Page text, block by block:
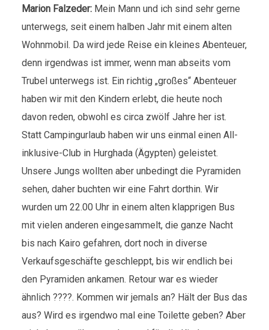
Marion Falzeder: Mein Mann und ich sind sehr gerne
unterwegs, seit einem halben Jahr mit einem alten
Wohnmobil. Da wird jede Reise ein kleines Abenteuer,
denn irgendwas ist immer, wenn man abseits vom
Trubel unterwegs ist. Ein richtig „großes“ Abenteuer
haben wir mit den Kindern erlebt, die heute noch
davon reden, obwohl es circa zwölf Jahre her ist.
Statt Campingurlaub haben wir uns einmal einen All-
inklusive-Club in Hurghada (Ägypten) geleistet.
Unsere Jungs wollten aber unbedingt die Pyramiden
sehen, daher buchten wir eine Fahrt dorthin. Wir
wurden um 22.00 Uhr in einem alten klapprigen Bus
mit vielen anderen eingesammelt, die ganze Nacht
bis nach Kairo gefahren, dort noch in diverse
Verkaufsgeschäfte geschleppt, bis wir endlich bei
den Pyramiden ankamen. Retour war es wieder
ähnlich ????. Kommen wir jemals an? Hält der Bus das
aus? Wird es irgendwo mal eine Toilette geben? Aber